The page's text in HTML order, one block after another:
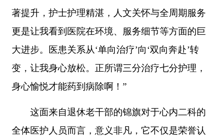
著提升，护士护理精湛，人文关怀与全周期服务
更是让我看到医院在环境、服务细节等方面的巨
大进步。医患关系从‘单向治疗’向‘双向奔赴’转
变，让我身心放松。正所谓三分治疗七分护理，
身心愉悦才能药到病除啊！”
这面来自退休老干部的锦旗对于心内二科的
全体医护人员而言，意义非凡，它不仅是荣誉认